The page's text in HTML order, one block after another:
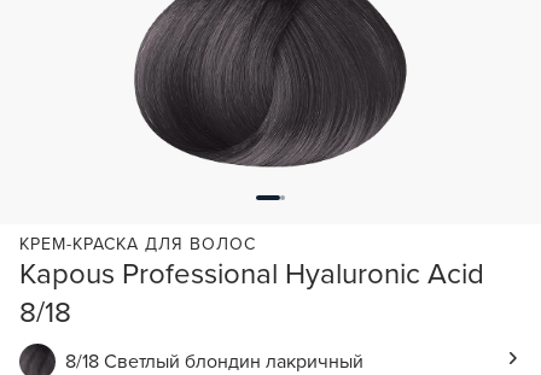
Kapous Professional Hyaluronic Acid
8/18
КРЕМ-КРАСКА ДЛЯ ВОЛОС
8/18 Светлый блондин лакричный